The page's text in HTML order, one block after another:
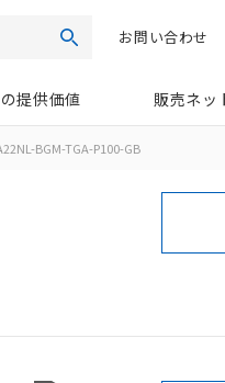
検索お問い合わせ
提供価値 販売ネッ
BGM-TGA-P100-GB